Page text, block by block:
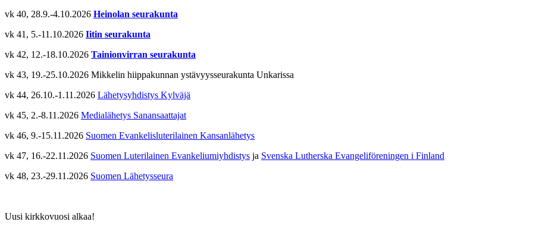
vk 40, 28.9.-4.10.2026 Heinolan seurakunta
vk 41, 5.-11.10.2026 Iitin seurakunta
vk 42, 12.-18.10.2026 Tainionvirran seurakunta
vk 43, 19.-25.10.2026 Mikkelin hiippakunnan ystävyysseurakunta Unkarissa
vk 44, 26.10.-1.11.2026 Lähetysyhdistys Kylväjä
vk 45, 2.-8.11.2026 Medialähetys Sanansaattajat
vk 46, 9.-15.11.2026 Suomen Evankelisluterilainen Kansanlähetys
vk 47, 16.-22.11.2026 Suomen Luterilainen Evankeliumiyhdistys ja Svenska Lutherska Evangeliföreningen i Finland
vk 48, 23.-29.11.2026 Suomen Lähetysseura
Uusi kirkkovuosi alkaa!